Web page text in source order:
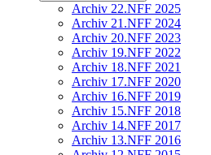
Archiv 22.NFF 2025
Archiv 21.NFF 2024
Archiv 20.NFF 2023
Archiv 19.NFF 2022
Archiv 18.NFF 2021
Archiv 17.NFF 2020
Archiv 16.NFF 2019
Archiv 15.NFF 2018
Archiv 14.NFF 2017
Archiv 13.NFF 2016